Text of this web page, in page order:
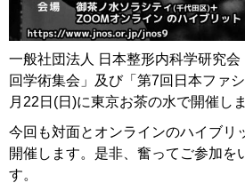
一般社団法人 日本整形内科学研究
回学術集会」及び「第7回日本ファ
月22日(日)に東京お茶の水で開催しま
今回も対面とオンラインのハイブリ
開催します。是非、奮ってご参加を
す。